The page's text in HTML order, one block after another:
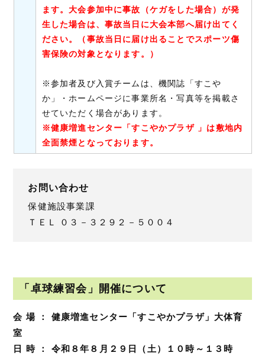
ます。大会参加中に事故（ケガをした場合）が発
生した場合は、事故当日に大会本部へ届け出てく
ださい。（事故当日に届け出ることでスポーツ傷
害保険の対象となります。）
※参加者及び入賞チームは、機関誌「すこや
か」・ホームページに事業所名・写真等を掲載さ
せていただく場合があります。
※健康増進センター「すこやかプラザ 」は敷地内
全面禁煙となっております。
お問い合わせ
保健施設事業課
ＴＥＬ ０３－３２９２－５００４
「卓球練習会」開催について
会 場 ： 健康増進センター「すこやかプラザ」大体育
室
日 時 ： 令和８年８月２９日（土）１０時～１３時